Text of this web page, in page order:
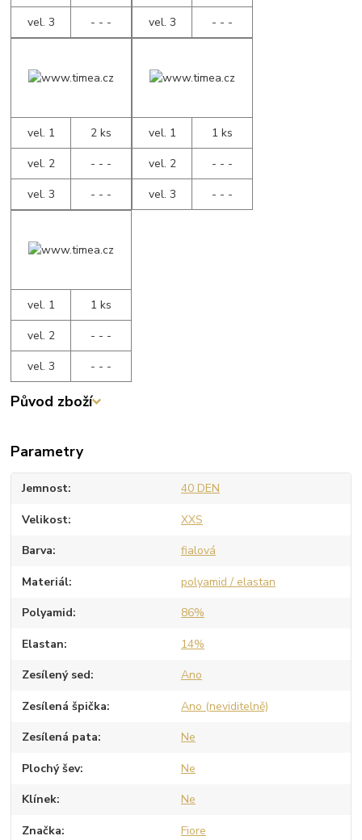
vel. 3
- - -
vel. 3
- - -
vel. 1
2 ks
vel. 2
- - -
vel. 3
- - -
vel. 1
1 ks
vel. 2
- - -
vel. 3
- - -
vel. 1
1 ks
vel. 2
- - -
vel. 3
- - -
Původ zboží
Parametry
Jemnost 40 DEN
Velikost XXS
Barva fialová
Materiál polyamid / elastan
Polyamid 86%
Elastan 14%
Zesílený sed Ano
Zesílená špička Ano (neviditelně)
Zesílená pata Ne
Plochý šev Ne
Klínek Ne
Značka Fiore